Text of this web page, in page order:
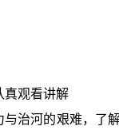
真观看讲解
治河的艰难，了